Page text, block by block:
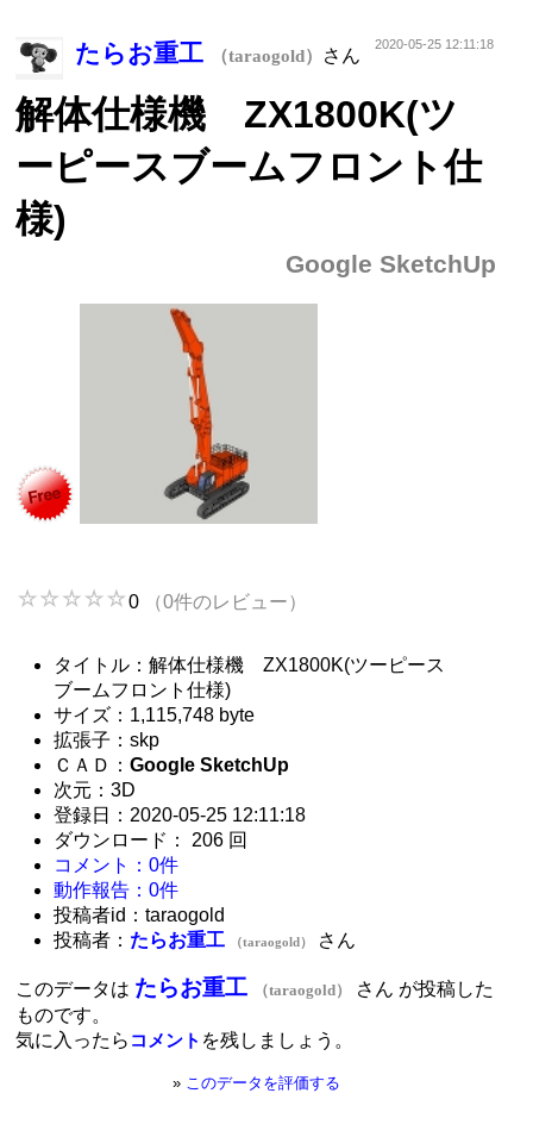
たらお重工 （taraogold） さん
2020-05-25 12:11:18
解体仕様機 ZX1800K(ツ
ーピースブームフロント仕
様)
Google SketchUp
0 （0件のレビュー）
タイトル：解体仕様機 ZX1800K(ツーピース
ブームフロント仕様)
サイズ：1,115,748 byte
拡張子：skp
ＣＡＤ：Google SketchUp
次元：3D
登録日：2020-05-25 12:11:18
ダウンロード： 206 回
コメント：0件
動作報告：0件
投稿者id：taraogold
投稿者： たらお重工 （taraogold） さん
このデータは たらお重工 （taraogold）
さん が投稿した
ものです。
気に入ったら コメント を残しましょう。
» このデータを評価する